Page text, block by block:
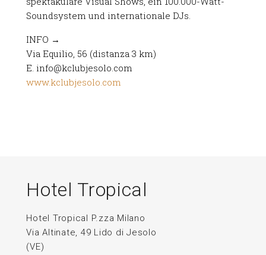
Soundsystem und internationale DJs.
INFO →
Via Equilio, 56 (distanza 3 km)
E. info@kclubjesolo.com
www.kclubjesolo.com
Hotel Tropical
Hotel Tropical P.zza Milano
Via Altinate, 49 Lido di Jesolo
(VE)